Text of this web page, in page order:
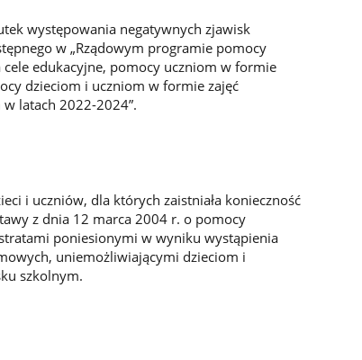
występowania negatywnych zjawisk
w „Rządowym programie pomocy
edukacyjne, pomocy uczniom w formie
dzieciom i uczniom w formie zajęć
latach 2022-2024”.
i uczniów, dla których zaistniała konieczność
z dnia 12 marca 2004 r. o pomocy
poniesionymi w wyniku wystąpienia
uniemożliwiającymi dzieciom i
szkolnym.